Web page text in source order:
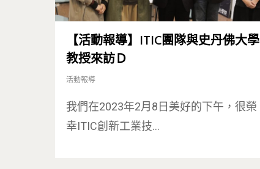
【活動報導】ITIC團隊與史丹佛大學
教授來訪Ｄ
活動報導
我們在2023年2月8日美好的下午，很榮
幸ITIC創新工業技…